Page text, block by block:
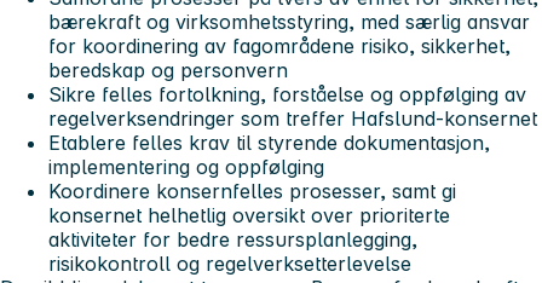
bærekraft og virksomhetsstyring, med særlig ansvar
for koordinering av fagområdene risiko, sikkerhet,
beredskap og personvern
Sikre felles fortolkning, forståelse og oppfølging av
regelverksendringer som treffer Hafslund-konsernet
Etablere felles krav til styrende dokumentasjon,
implementering og oppfølging
Koordinere konsernfelles prosesser, samt gi
konsernet helhetlig oversikt over prioriterte
aktiviteter for bedre ressursplanlegging,
risikokontroll og regelverksetterlevelse